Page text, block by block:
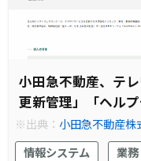
小田急不動産、テ
更新管理」「ヘル
ティ「AssetView
※出典：小田急不動産
ル・情報資産管理ソフ
情報システム 業務